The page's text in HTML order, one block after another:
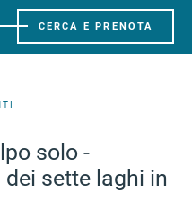
CERCA E PRENOTA
solo -
sette laghi in